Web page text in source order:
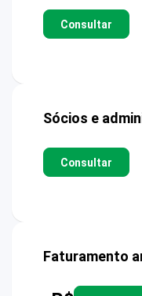
Consultar
Sócios e
Consultar
Faturamento